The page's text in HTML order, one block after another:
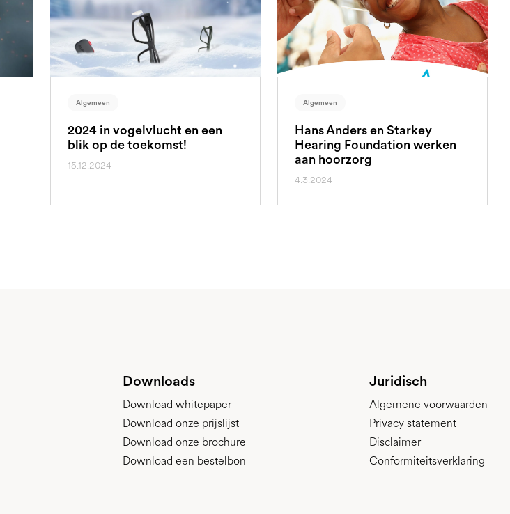
Algemeen
2024 in vogelvlucht en een
blik op de toekomst!
15.12.2024
Algemeen
Hans Anders en Starkey
Hearing Foundation werken
aan hoorzorg
4.3.2024
Downloads
Download whitepaper
Download onze prijslijst
Download onze brochure
Download een bestelbon
Juridisch
Algemene voorwaarden
Privacy statement
Disclaimer
Conformiteitsverklaring